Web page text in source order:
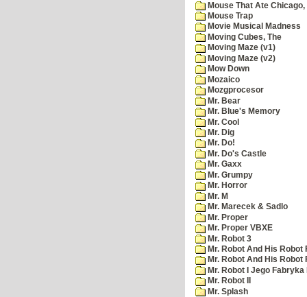
Mouse That Ate Chicago,
Mouse Trap
Movie Musical Madness
Moving Cubes, The
Moving Maze (v1)
Moving Maze (v2)
Mow Down
Mozaico
Mozgprocesor
Mr. Bear
Mr. Blue's Memory
Mr. Cool
Mr. Dig
Mr. Do!
Mr. Do's Castle
Mr. Gaxx
Mr. Grumpy
Mr. Horror
Mr. M
Mr. Marecek & Sadlo
Mr. Proper
Mr. Proper VBXE
Mr. Robot 3
Mr. Robot And His Robot
Mr. Robot And His
Mr. Robot I Jego Fabryka
Mr. Robot II
Mr. Splash